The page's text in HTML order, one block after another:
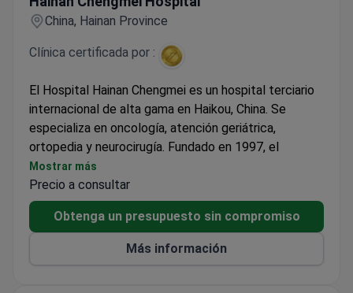
China, Hainan Province
Clínica certificada por :
El Hospital Hainan Chengmei es un hospital terciario
internacional de alta gama en Haikou, China. Se
especializa en oncología, atención geriátrica,
ortopedia y neurocirugía. Fundado en 1997, el
hospital opera 198 habitaciones de alta gama para
pacientes. El médico jefe Yang Nong ha dirigido casi
400 ensayos clínicos de medicamentos
anticancerígenos. Gestiona más de 2.000 casos de
nódulos pulmonares cada año.
Mostrar más
Precio a consultar
Obtenga un presupuesto sin compromiso
Más información